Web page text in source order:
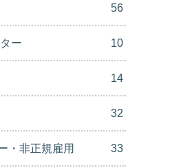
56
ー 10
14
32
・非正規雇用 33